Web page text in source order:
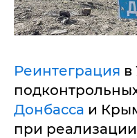
Реинтеграция в
Донбасса и
при реализации